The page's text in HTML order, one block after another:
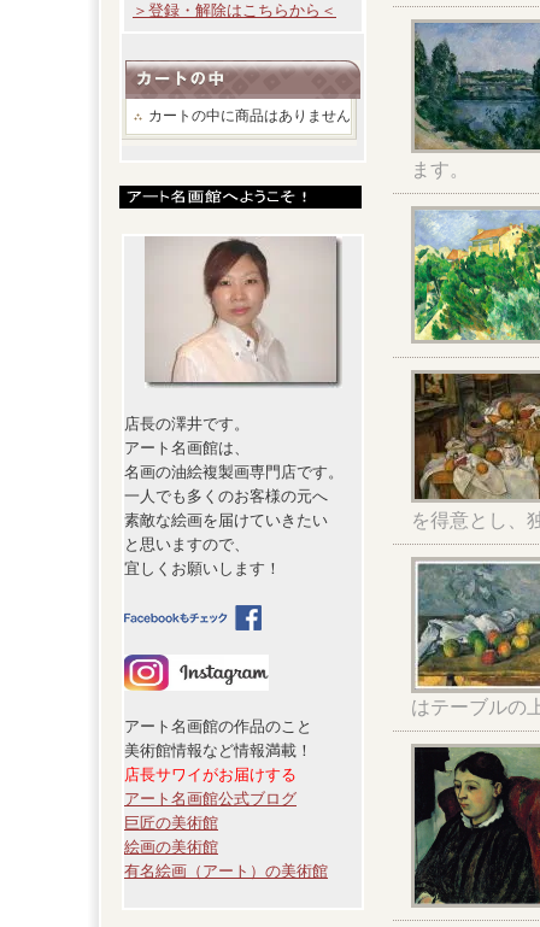
＞登録・解除はこちらから＜
カートの中に商品はありません
店長の澤井です。
アート名画館は、
名画の油絵複製画専門店です。
一人でも多くのお客様の元へ
素敵な絵画を届けていきたい
と思いますので、
宜しくお願いします！
アート名画館の作品のこと
美術館情報など情報満載！
店長サワイがお届けする
アート名画館公式ブログ
巨匠の美術館
絵画の美術館
有名絵画（アート）の美術館
ます。
を得意とし、
はテーブルの